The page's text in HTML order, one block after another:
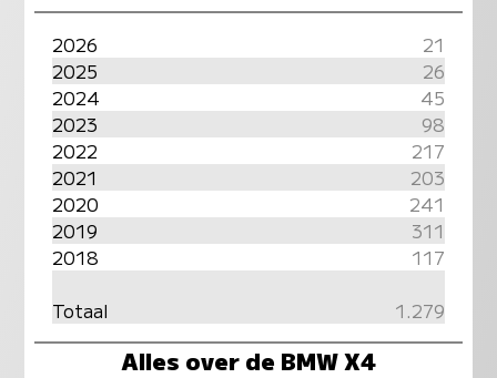
2026
21
2025
26
2024
45
2023
98
2022
217
2021
203
2020
241
2019
311
2018
117
Totaal
1.279
Alles over de BMW X4